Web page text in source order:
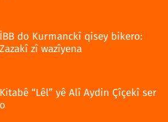
İBB do Kurmanckî qisey bikero:
Zazakî zî wazîyena
Kitabê “Lêl” yê Alî Aydin Çîçekî ser
o